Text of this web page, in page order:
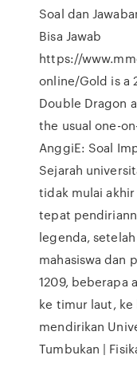
Soal dan
Bisa Jawab
https://
online/Gold is a
Double Dragon
the usual one-
AnggiE: Soal
Sejarah
tidak mulai akhir
tepat
legenda,
mahasiswa dan
1209, beberapa
ke timur laut,
mendirikan
Tumbukan |